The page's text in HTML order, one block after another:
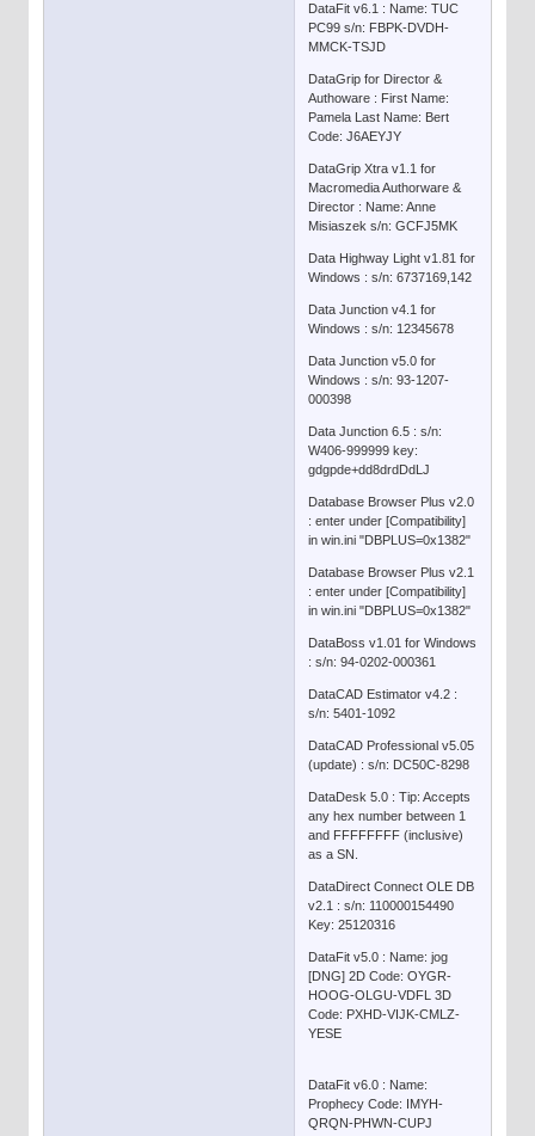
DataFit v6.1 : Name: TUC
PC99 s/n: FBPK-DVDH-
MMCK-TSJD
DataGrip for Director &
Authoware : First Name:
Pamela Last Name: Bert
Code: J6AEYJY
DataGrip Xtra v1.1 for
Macromedia Authorware &
Director : Name: Anne
Misiaszek s/n: GCFJ5MK
Data Highway Light v1.81 for
Windows : s/n: 6737169,142
Data Junction v4.1 for
Windows : s/n: 12345678
Data Junction v5.0 for
Windows : s/n: 93-1207-
000398
Data Junction 6.5 : s/n:
W406-999999 key:
gdgpde+dd8drdDdLJ
Database Browser Plus v2.0
: enter under [Compatibility]
in win.ini "DBPLUS=0x1382"
Database Browser Plus v2.1
: enter under [Compatibility]
in win.ini "DBPLUS=0x1382"
DataBoss v1.01 for Windows
: s/n: 94-0202-000361
DataCAD Estimator v4.2 :
s/n: 5401-1092
DataCAD Professional v5.05
(update) : s/n: DC50C-8298
DataDesk 5.0 : Tip: Accepts
any hex number between 1
and FFFFFFFF (inclusive)
as a SN.
DataDirect Connect OLE DB
v2.1 : s/n: 110000154490
Key: 25120316
DataFit v5.0 : Name: jog
[DNG] 2D Code: OYGR-
HOOG-OLGU-VDFL 3D
Code: PXHD-VIJK-CMLZ-
YESE
DataFit v6.0 : Name:
Prophecy Code: IMYH-
QRQN-PHWN-CUPJ